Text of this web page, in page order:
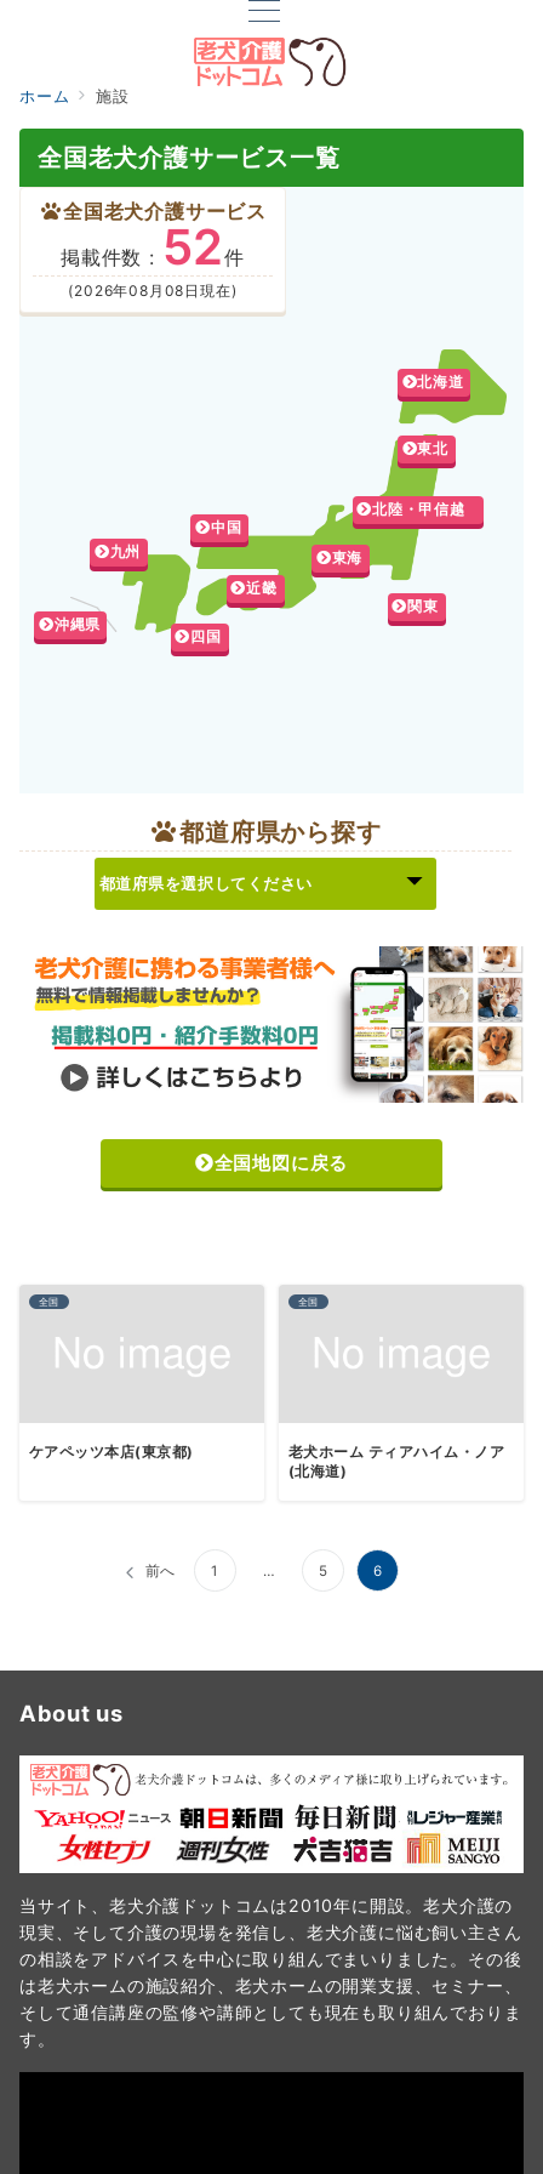
ホーム 施設
全国老犬介護サービス一覧
全国老犬介護サービス
掲載件数 : 52件
(2026年08月08日現在)
北海道
東北
関東
北陸・甲信越
東海
近畿
四国
中国
九州
沖縄県
都道府県から探す
全国地図に戻る
全国
ケアペッツ本店(東京都)
全国
老犬ホーム ティアハイム・ノア
(北海道)
ジ
送
前へ 1 … 5 6
About us
当サイト、老犬介護ドットコムは2010年に開設。老犬介護の
現実、そして介護の現場を発信し、老犬介護に悩む飼い主さん
の相談をアドバイスを中心に取り組んでまいりました。その後
は老犬ホームの施設紹介、老犬ホームの開業支援、セミナー、
そして通信講座の監修や講師としても現在も取り組んでおりま
す。